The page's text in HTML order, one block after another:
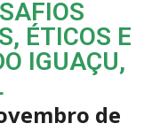
ÉTICOS E
IGUAÇU,
de